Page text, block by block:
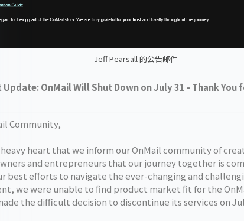
Jeff Pearsall 的公告邮件
OnMail Will Shut Down on July 31 - Thank You
Community,
heart that we inform our OnMail community of
and entrepreneurs that our journey together is
best efforts to navigate the ever-changing and
we were unable to find product market fit for the
the difficult decision to discontinue its services on